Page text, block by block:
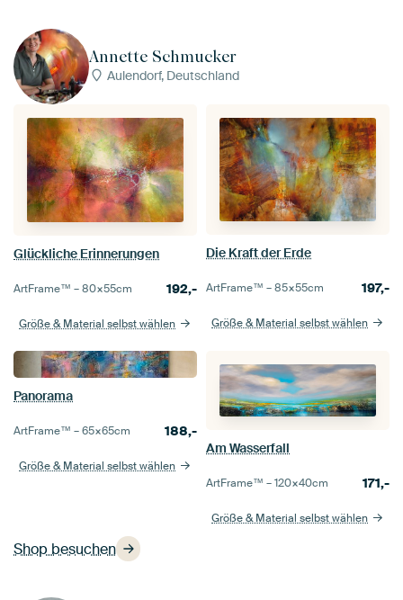
Annette Schmucker
Aulendorf, Deutschland
Shop besuchen
Glückliche Erinnerungen
ArtFrame™ –80×55cm 192,-
Größe & Material selbst wählen
Die Kraft der Erde
ArtFrame™ –85×55cm 197,-
Größe & Material selbst wählen
Panorama
ArtFrame™ –65×65cm 188,-
Größe & Material selbst wählen
Am Wasserfall
ArtFrame™ –120×40cm 171,-
Größe & Material selbst wählen